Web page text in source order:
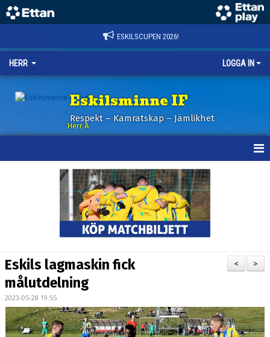
ESKILSCUPEN 2026!
HERR LOGGA IN
Eskilsminne IF
Respekt – Kamratskap – Jämlikhet
Herr A
BILDGALLERI
KONTAKT
MATCHER
>
<
Eskils lagmaskin fick
målutdelning
2023-05-28 19:55